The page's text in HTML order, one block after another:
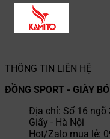
THÔNG TIN LIÊN HỆ
ĐỒNG SPORT - GIÀY
Địa chỉ: Số 16 ngõ
Giấy - Hà Nội
Hot/Zalo mua lẻ: